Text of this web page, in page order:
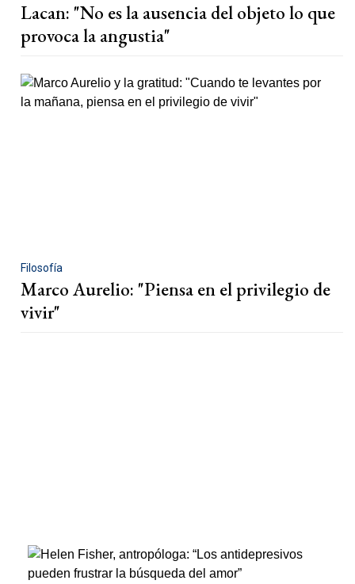
Lacan: "No es la ausencia del objeto lo que
provoca la angustia"
Filosofía
Marco Aurelio: "Piensa en el privilegio de
vivir"